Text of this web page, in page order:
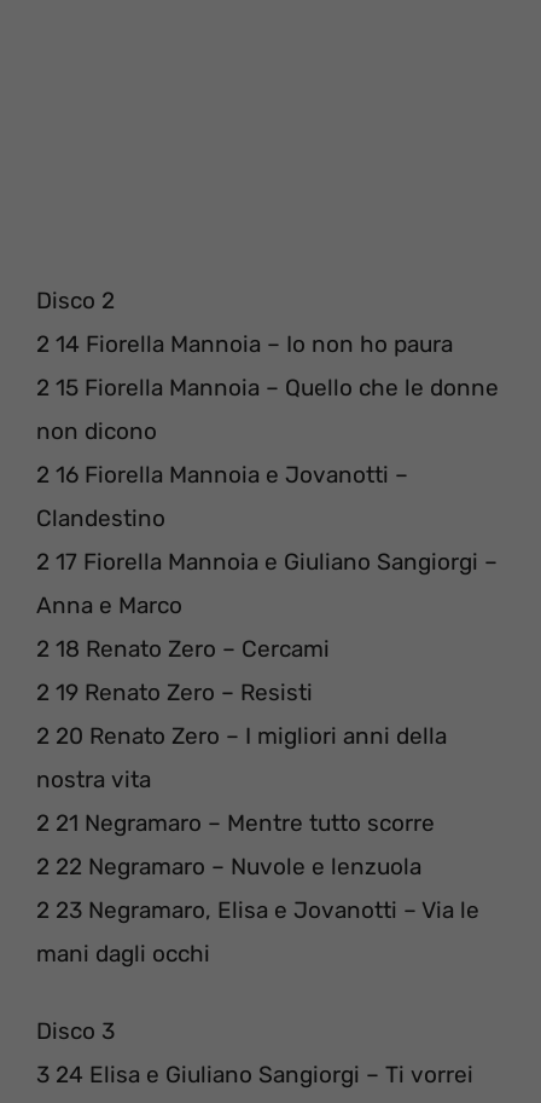
Disco 2
2 14 Fiorella Mannoia – Io non ho paura
2 15 Fiorella Mannoia – Quello che le donne
non dicono
2 16 Fiorella Mannoia e Jovanotti –
Clandestino
2 17 Fiorella Mannoia e Giuliano Sangiorgi –
Anna e Marco
2 18 Renato Zero – Cercami
2 19 Renato Zero – Resisti
2 20 Renato Zero – I migliori anni della
nostra vita
2 21 Negramaro – Mentre tutto scorre
2 22 Negramaro – Nuvole e lenzuola
2 23 Negramaro, Elisa e Jovanotti – Via le
mani dagli occhi
Disco 3
3 24 Elisa e Giuliano Sangiorgi – Ti vorrei